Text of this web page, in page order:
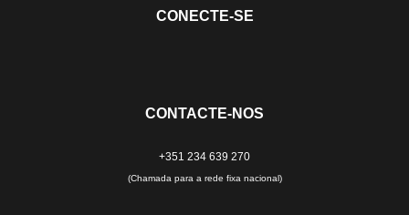
CONECTE-SE
CONTACTE-NOS
+351 234 639 270
(Chamada para a rede fixa nacional)